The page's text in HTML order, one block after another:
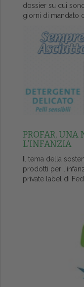
dossier su cui
giorni di mandato
PROFAR, UNA
L’INFANZIA
Il tema della
prodotti per
private label di